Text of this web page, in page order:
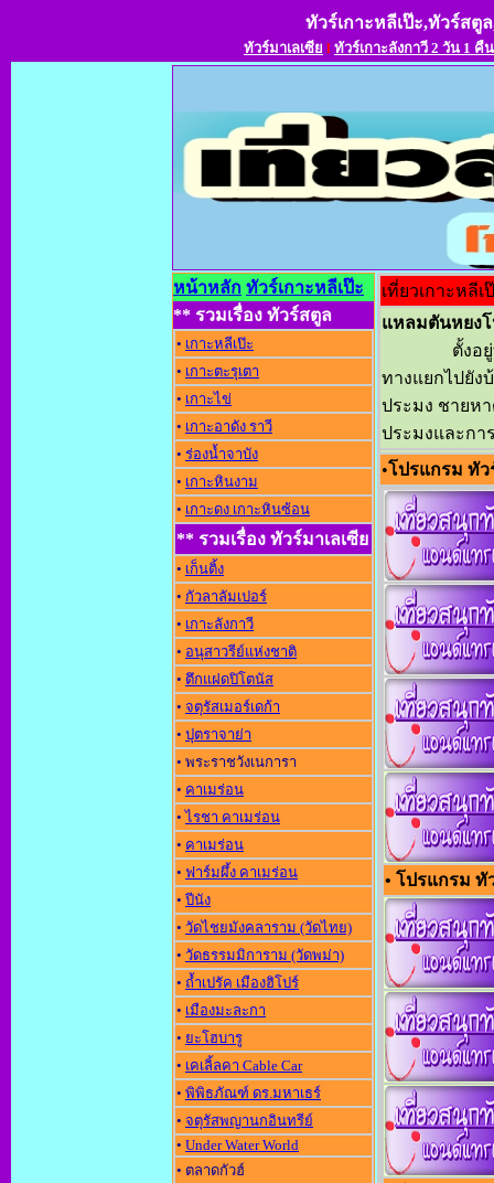
ทัวร์เกาะหลีเป๊ะ,ทัวร์สตู
ทัวร์มาเลเซีย l ทัวร์เกาะลังกาวี 2 วัน 1 คืน
หน้าหลัก ทัวร์เกาะหลีเป๊ะ
** รวมเรื่อง ทัวร์สตูล
• เกาะหลีเป๊ะ
• เกาะตะรุเตา
• เกาะไข่
• เกาะอาดัง ราวี
• ร่องน้ำจาบัง
• เกาะหินงาม
• เกาะดง เกาะหินซ้อน
** รวมเรื่อง ทัวร์มาเลเซีย
• เก็นติ้ง
• กัวลาลัมเปอร์
• เกาะลังกาวี
• อนุสาวรีย์แห่งชาติ
• ตึกแฝดปิโตนัส
• จตุรัสเมอร์เดก้า
• ปุตราจาย่า
• พระราชวังเนการา
• คาเมร่อน
•ไรชา คาเมร่อน
• คาเมร่อน
• ฟาร์มผึ้ง คาเมร่อน
• ปีนัง
• วัดไชยมังคลาราม (วัดไทย)
• วัดธรรมมิการาม (วัดพม่า)
• ถ้ำเปรัค เมืองฮิโปร์
• เมืองมะละกา
• ยะโฮบารู
• เคเลิ้ลคา Cable Car
• พิพิธภัณฑ์ ดร.มหาเธร์
• จตุรัสพญานกอินทรีย์
• Under Water World
• ตลาดกัวฮ์
เที่ยวเกาะหลี
แหลมตันหยง
ตั้งอยู่ท
ทางแยกไปยัง
ประมง ชายห
ประมงและกา
•โปรแกรม ทัว
• โปรแกรม ทั